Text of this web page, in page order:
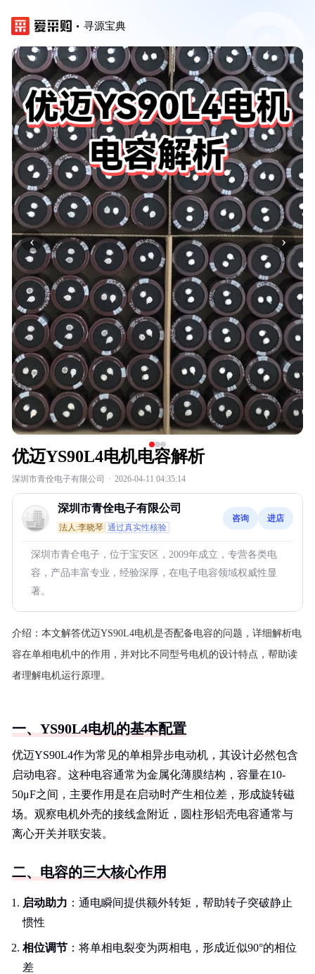
寻源宝典
‹ ›
优迈YS90L4电机电容解析
深圳市青佺电子有限公司 · 2026-04-11 04:35:14
深圳市青佺电子有限公司
法人:李晓琴 通过真实性核验
咨询 进店
深圳市青仺电子，位于宝安区，2009年成立，专营各类电
容，产品丰富专业，经验深厚，在电子电容领域权威性显
著。
介绍： 本文解答优迈YS90L4电机是否配备电容的问题，详细解析电
容在单相电机中的作用，并对比不同型号电机的设计特点，帮助读
者理解电机运行原理。
一、YS90L4电机的基本配置
优迈YS90L4作为常见的单相异步电动机，其设计必然包含
启动电容。这种电容通常为金属化薄膜结构，容量在10-
50μF之间，主要作用是在启动时产生相位差，形成旋转磁
场。观察电机外壳的接线盒附近，圆柱形铝壳电容通常与
离心开关并联安装。
二、电容的三大核心作用
启动助力 ：通电瞬间提供额外转矩，帮助转子突破静止
惯性
相位调节 ：将单相电裂变为两相电，形成近似90°的相位
差